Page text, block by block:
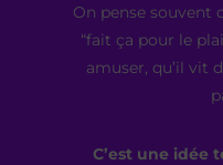
On pense souvent
“fait ça pour le
amuser, qu’il vit
C’est une idée